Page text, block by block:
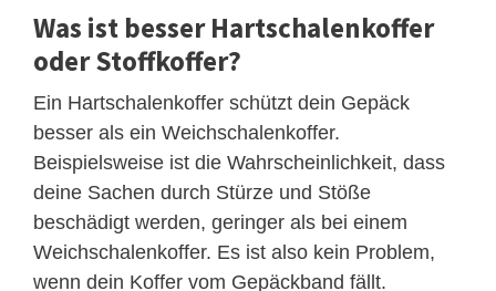
Was ist besser Hartschalenkoffer
oder Stoffkoffer?
Ein Hartschalenkoffer schützt dein Gepäck
besser als ein Weichschalenkoffer.
Beispielsweise ist die Wahrscheinlichkeit, dass
deine Sachen durch Stürze und Stöße
beschädigt werden, geringer als bei einem
Weichschalenkoffer. Es ist also kein Problem,
wenn dein Koffer vom Gepäckband fällt.